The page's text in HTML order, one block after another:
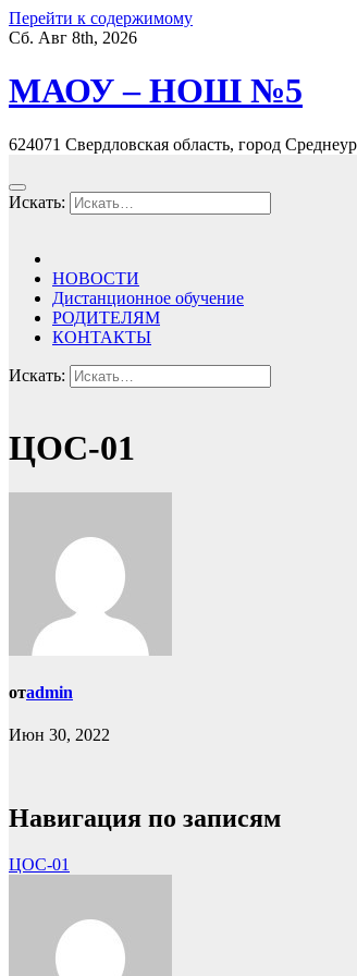
Перейти к содержимому
Сб. Авг 8th, 2026
МАОУ – НОШ №5
624071 Свердловская область, город
Искать:
НОВОСТИ
Дистанционное обучение
РОДИТЕЛЯМ
КОНТАКТЫ
Искать:
ЦОС-01
отadmin
Июн 30, 2022
Навигация по записям
ЦОС-01